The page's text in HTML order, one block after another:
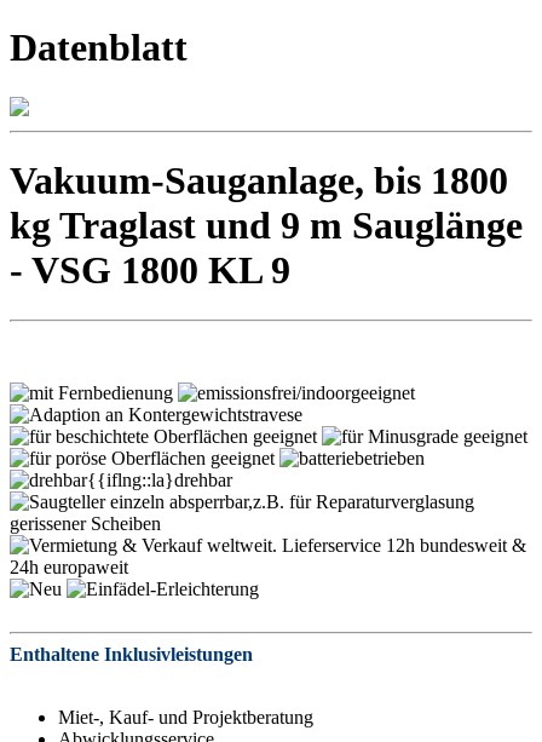
Datenblatt
Vakuum-Sauganlage, bis 1800
kg Traglast und 9 m Sauglänge
- VSG 1800 KL 9
Enthaltene Inklusivleistungen
Miet-, Kauf- und Projektberatung